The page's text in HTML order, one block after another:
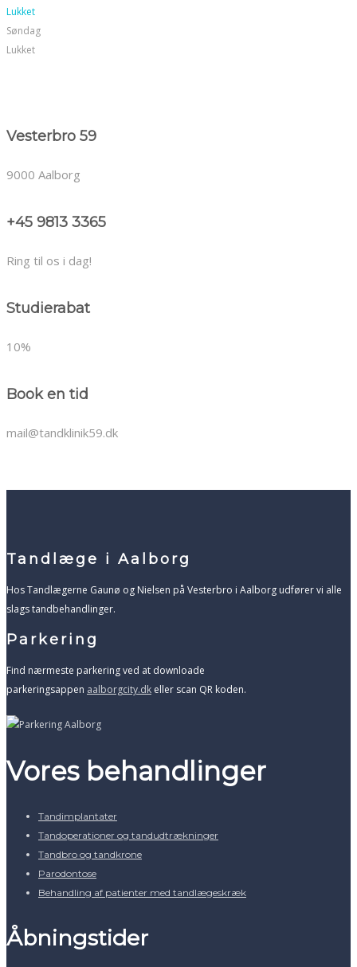
Lukket
Søndag
Lukket
Vesterbro 59
9000 Aalborg
+45 9813 3365
Ring til os i dag!
Studierabat
10%
Book en tid
mail@tandklinik59.dk
Tandlæge i Aalborg
​Hos Tandlægerne Gaunø og Nielsen på Vesterbro i Aalborg udfører vi alle
slags tandbehandlinger.
Parkering
Find nærmeste parkering ved at downloade
parkeringsappen aalborgcity.dk eller scan QR koden.
Vores behandlinger
Tandimplantater
Tandoperationer og tandudtrækninger
Tandbro og tandkrone
Parodontose
Behandling af patienter med tandlægeskræk
Åbningstider